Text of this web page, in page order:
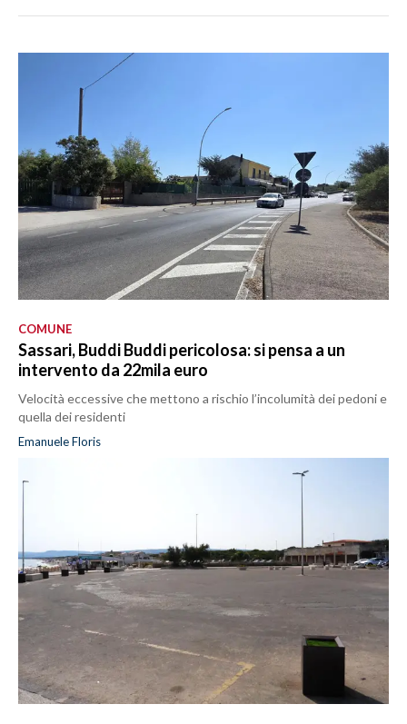
COMUNE
Sassari, Buddi Buddi pericolosa: si pensa a un
intervento da 22mila euro
Velocità eccessive che mettono a rischio l’incolumità dei pedoni e
quella dei residenti
Emanuele Floris